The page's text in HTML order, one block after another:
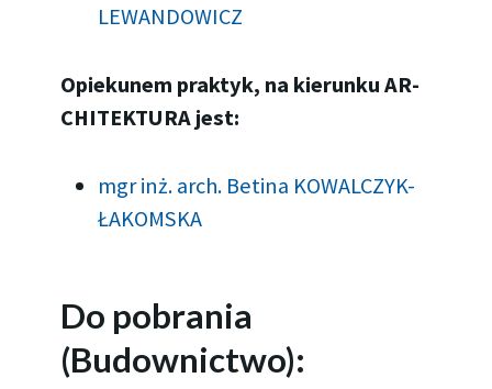
LEWANDOWICZ
Opie­ku­nem prak­tyk, na kie­run­ku AR­
CHI­TEK­TU­RA jest:
mgr inż. arch. Betina KOWALCZYK-
ŁAKOMSKA
Do pobrania
(Budownictwo):